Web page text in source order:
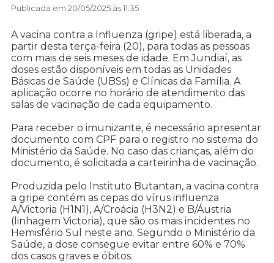
Publicada em 20/05/2025 às 11:35
A vacina contra a Influenza (gripe) está liberada, a
partir desta terça-feira (20), para todas as pessoas
com mais de seis meses de idade. Em Jundiaí, as
doses estão disponíveis em todas as Unidades
Básicas de Saúde (UBSs) e Clínicas da Família. A
aplicação ocorre no horário de atendimento das
salas de vacinação de cada equipamento.
Para receber o imunizante, é necessário apresentar
documento com CPF para o registro no sistema do
Ministério da Saúde. No caso das crianças, além do
documento, é solicitada a carteirinha de vacinação.
Produzida pelo Instituto Butantan, a vacina contra
a gripe contém as cepas do vírus influenza
A/Victoria (H1N1), A/Croácia (H3N2) e B/Áustria
(linhagem Victoria), que são os mais incidentes no
Hemisfério Sul neste ano. Segundo o Ministério da
Saúde, a dose consegue evitar entre 60% e 70%
dos casos graves e óbitos.